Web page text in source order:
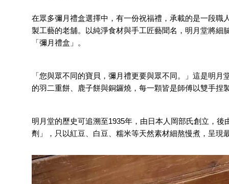
在眾多彌月禮盒選擇中，有一份祝福禮，承載的是一段
製工藝的老舖。以純淨食材與手工匠藝聞名，明月堂將
「彌月禮盒」。
「您與眾不同的寶貝，彌月禮更要與眾不同。」這是明
的羽二重餅、鹿子餅與銅鑼燒，每一顆皆是師傅以雙手捏
明月堂的歷史可追溯至1935年，由日本人岡部氏創立，
劑」，只以紅豆、白豆、糯米等天然素材細熬慢煮，呈現